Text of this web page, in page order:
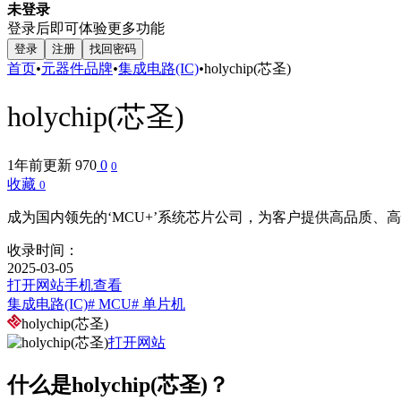
未登录
登录后即可体验更多功能
登录 注册 找回密码
首页•元器件品牌•集成电路(IC)•holychip(芯圣)
holychip(芯圣)
1年前更新 970 0 0
收藏 0
成为国内领先的‘MCU+’系统芯片公司，为客户提供高品质、
收录时间：
2025-03-05
打开网站手机查看
集成电路(IC)# MCU# 单片机
holychip(芯圣)
打开网站
什么是holychip(芯圣)？